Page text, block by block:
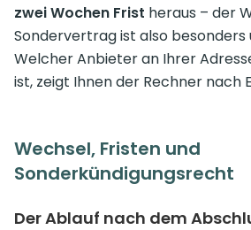
zwei Wochen Frist heraus – der
Sondervertrag ist also besonders
Welcher Anbieter an Ihrer
ist, zeigt Ihnen der Rechner nach
Wechsel, Fristen und
Sonderkündigungsrecht
Der Ablauf nach dem